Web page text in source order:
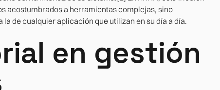
acostumbrados a herramientas complejas, sino
de cualquier aplicación que utilizan en su día a día.
en gestión